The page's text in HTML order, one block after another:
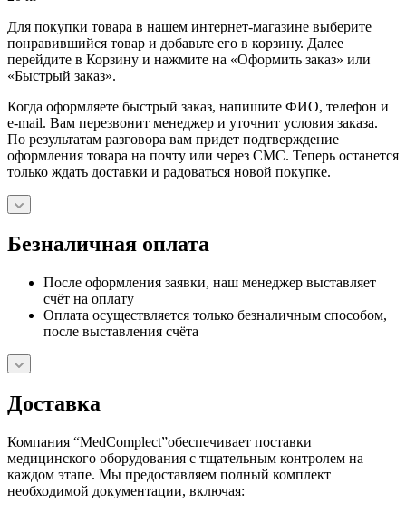
Для покупки товара в нашем интернет-магазине выберите
понравившийся товар и добавьте его в корзину. Далее
перейдите в Корзину и нажмите на «Оформить заказ» или
«Быстрый заказ».
Когда оформляете быстрый заказ, напишите ФИО, телефон и
e-mail. Вам перезвонит менеджер и уточнит условия заказа.
По результатам разговора вам придет подтверждение
оформления товара на почту или через СМС. Теперь останется
только ждать доставки и радоваться новой покупке.
Безналичная оплата
После оформления заявки, наш менеджер выставляет
счёт на оплату
Оплата осуществляется только безналичным способом,
после выставления счёта
Доставка
Компания “MedComplect”обеспечивает поставки
медицинского оборудования с тщательным контролем на
каждом этапе. Мы предоставляем полный комплект
необходимой документации, включая: